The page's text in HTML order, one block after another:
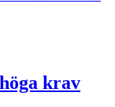
krav